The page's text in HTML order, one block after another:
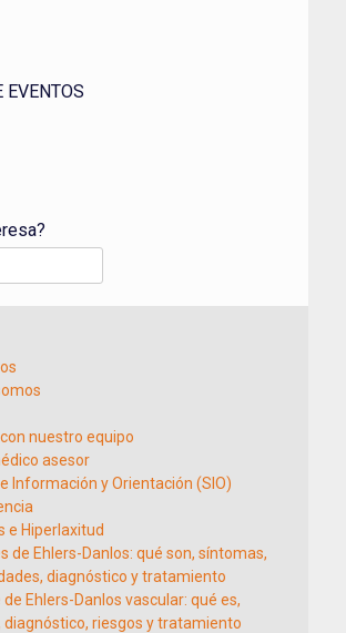
EVENTOS
nuestro equipo
asesor
Información y Orientación (SIO)
e Hiperlaxitud
de Ehlers-Danlos: qué son, síntomas,
diagnóstico y tratamiento
Ehlers-Danlos vascular: qué es,
diagnóstico, riesgos y tratamiento